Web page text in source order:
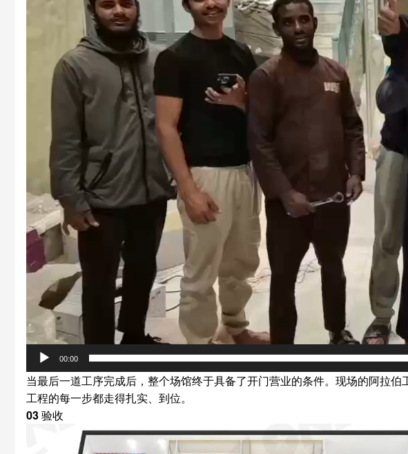
00:00
当最后一道工序完成后，整个场馆终于具备了开门营业的条件。现场的阿拉
工程的每一步都走得扎实、到位。
03验收